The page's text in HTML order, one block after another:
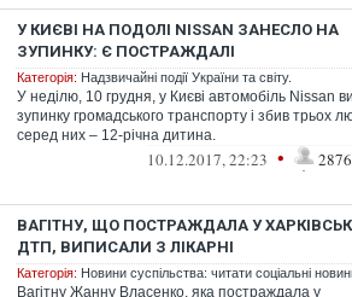
У КИЄВІ НА ПОДОЛІ NISSAN ЗАНЕСЛО НА
ЗУПИНКУ: Є ПОСТРАЖДАЛІ
Категорія: Надзвичайні події України та світу.
У неділю, 10 грудня, у Києві автомобіль Nissan
зупинку громадського транспорту і збив трьох
серед них – 12-річна дитина.
10.12.2017, 22:23 • 2876
ВАГІТНУ, ЩО ПОСТРАЖДАЛА У
ДТП, ВИПИСАЛИ З ЛІКАРНІ
Категорія: Новини суспільства: читати соціальні
Вагітну Жанну Власенко, яка постраждала у